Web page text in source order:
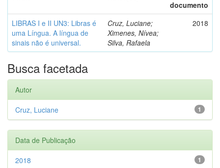
documento
LIBRAS I e II UN3: Libras é
uma Língua. A língua de
sinais não é universal.
Cruz, Luciane;
Ximenes, Nívea;
Silva, Rafaela
2018
Busca facetada
Autor
1
Cruz, Luciane
Data de Publicação
1
2018